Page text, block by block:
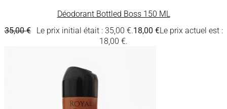
Déodorant Bottled Boss 150 ML
35,00€ Le prix initial était : 35,00 €.18,00 €Le prix actuel est :
18,00 €.